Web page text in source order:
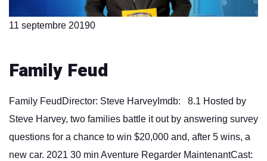
11 septembre 20190
Family Feud
Family FeudDirector: Steve HarveyImdb: 8.1 Hosted by
Steve Harvey, two families battle it out by answering survey
questions for a chance to win $20,000 and, after 5 wins, a
new car. 2021 30 min Aventure Regarder MaintenantCast: